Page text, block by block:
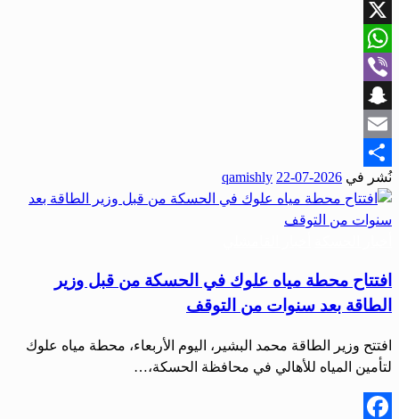
Facebook
X
WhatsApp
Viber
Snapchat
Email
Share
نُشر في 2026-07-22
qamishly
افتتاح محطة مياه علوك في الحسكة من قبل وزير
الطاقة بعد سنوات من التوقف
افتتح وزير الطاقة محمد البشير، اليوم الأربعاء، محطة مياه علوك
لتأمين المياه للأهالي في محافظة الحسكة،…